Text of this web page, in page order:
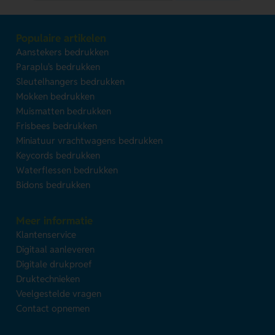
Populaire artikelen
Aanstekers bedrukken
Paraplu's bedrukken
Sleutelhangers bedrukken
Mokken bedrukken
Muismatten bedrukken
Frisbees bedrukken
Miniatuur vrachtwagens bedrukken
Keycords bedrukken
Waterflessen bedrukken
Bidons bedrukken
Meer informatie
Klantenservice
Digitaal aanleveren
Digitale drukproef
Druktechnieken
Veelgestelde vragen
Contact opnemen